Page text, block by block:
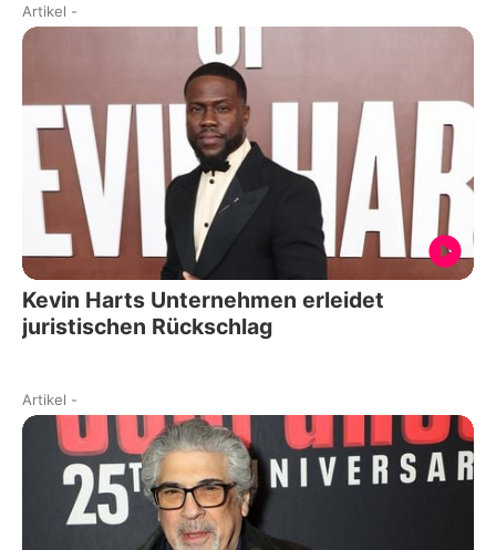
Artikel -
Kevin Harts Unternehmen erleidet
juristischen Rückschlag
Artikel -